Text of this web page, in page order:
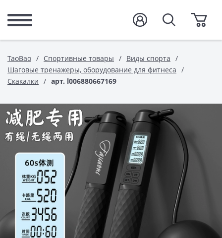
TaoBao Спортивные товары
Виды спорта
Шаговые тренажеры, оборудование для фитнеса
Скакалки
арт. l006880667169